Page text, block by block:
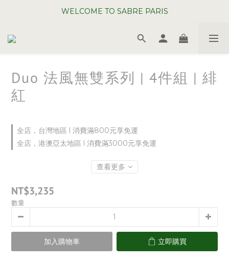
WELCOME TO SABRE PARIS
WELCOME TO SABRE PARIS
夏日年中慶全館 88 折
Duo 法風無雙系列 | 4件組 | 緋
紅
全店，台灣地區 l 消費滿800元享免運
全店，港澳亞太地區 l 消費滿3000元享免運
查看更多
NT$3,235
數量
加入購物車 立即購買